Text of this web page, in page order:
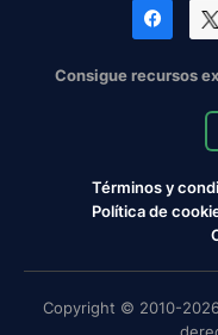
Consigue recursos
Términos y
Política de
Copyright © 2010-